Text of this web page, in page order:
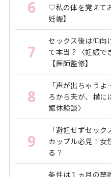
6
♡私の体を覚えて
妊娠】
7
セックス後は仰向
て本当？〈妊娠で
【医師監修】
8
「声が出ちゃう
ろから夫が、横に
娠体験談〉
9
「避妊せずセッ
カップル必見！女
る？
条件は１ヵ月の禁